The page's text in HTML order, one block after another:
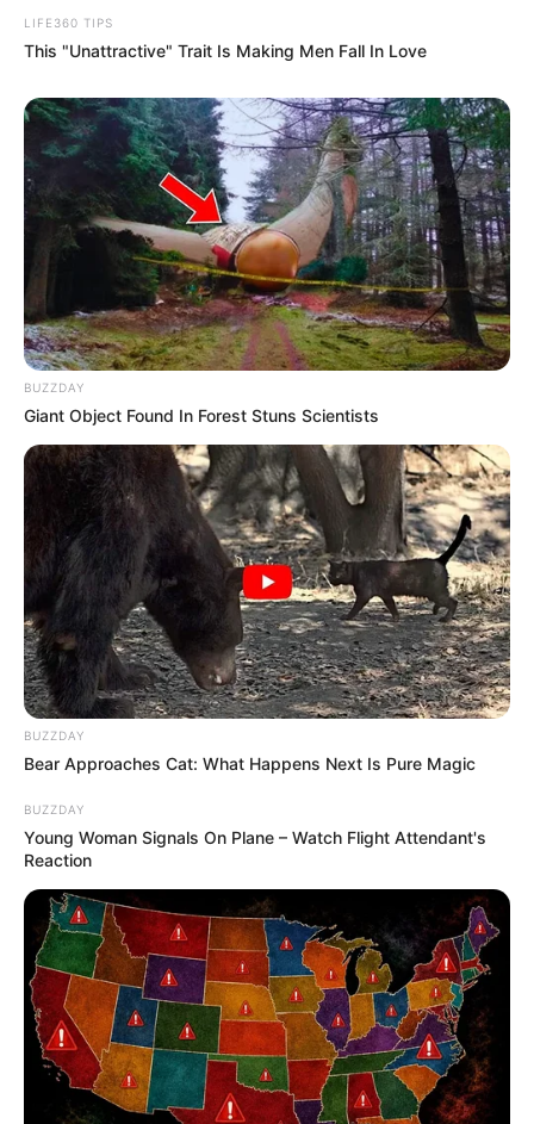
LIFE360 TIPS
This "Unattractive" Trait Is Making Men Fall In Love
BUZZDAY
Giant Object Found In Forest Stuns Scientists
BUZZDAY
Bear Approaches Cat: What Happens Next Is Pure Magic
BUZZDAY
Young Woman Signals On Plane – Watch Flight Attendant's
Reaction